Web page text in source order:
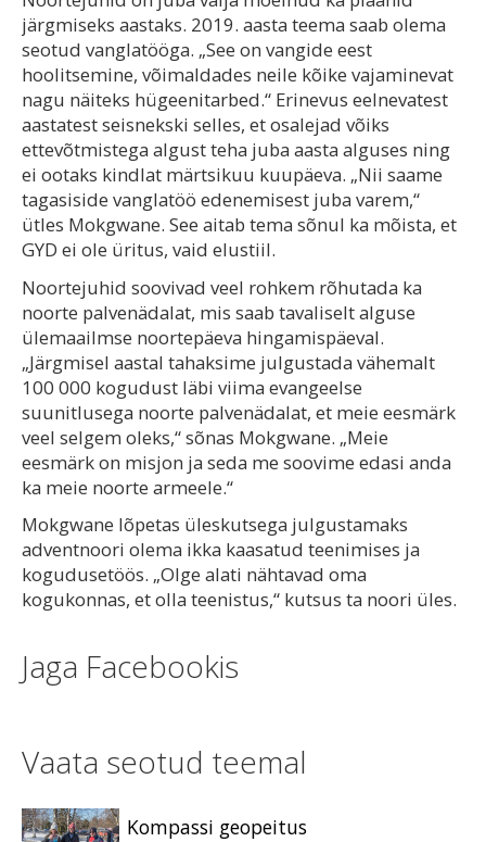
järgmiseks aastaks. 2019. aasta teema saab olema
seotud vanglatööga. „See on vangide eest
hoolitsemine, võimaldades neile kõike vajaminevat
nagu näiteks hügeenitarbed.“ Erinevus eelnevatest
aastatest seisnekski selles, et osalejad võiks
ettevõtmistega algust teha juba aasta alguses ning
ei ootaks kindlat märtsikuu kuupäeva. „Nii saame
tagasiside vanglatöö edenemisest juba varem,“
ütles Mokgwane. See aitab tema sõnul ka mõista, et
GYD ei ole üritus, vaid elustiil.
Noortejuhid soovivad veel rohkem rõhutada ka
noorte palvenädalat, mis saab tavaliselt alguse
ülemaailmse noortepäeva hingamispäeval.
„Järgmisel aastal tahaksime julgustada vähemalt
100 000 kogudust läbi viima evangeelse
suunitlusega noorte palvenädalat, et meie eesmärk
veel selgem oleks,“ sõnas Mokgwane. „Meie
eesmärk on misjon ja seda me soovime edasi anda
ka meie noorte armeele.“
Mokgwane lõpetas üleskutsega julgustamaks
adventnoori olema ikka kaasatud teenimises ja
kogudusetöös. „Olge alati nähtavad oma
kogukonnas, et olla teenistus,“ kutsus ta noori üles.
Jaga Facebookis
Vaata seotud teemal
Kompassi geopeitus